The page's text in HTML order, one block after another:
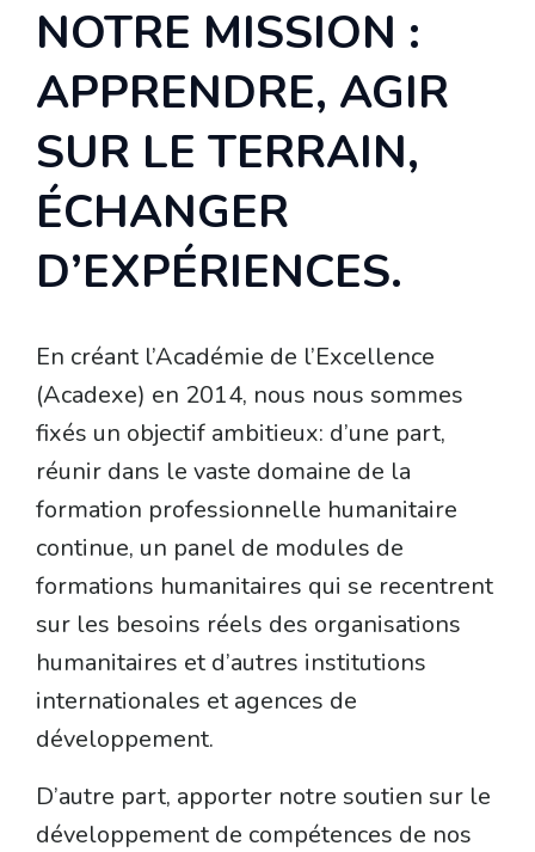
NOTRE MISSION :
APPRENDRE, AGIR
SUR LE TERRAIN,
ÉCHANGER
D’EXPÉRIENCES.
En créant l’Académie de l’Excellence
(Acadexe) en 2014, nous nous sommes
fixés un objectif ambitieux: d’une part,
réunir dans le vaste domaine de la
formation professionnelle humanitaire
continue, un panel de modules de
formations humanitaires qui se recentrent
sur les besoins réels des organisations
humanitaires et d’autres institutions
internationales et agences de
développement.
D’autre part, apporter notre soutien sur le
développement de compétences de nos